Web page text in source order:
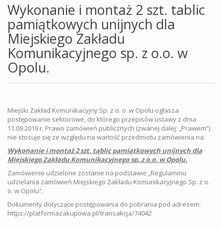
Wykonanie i montaż 2 szt. tablic
pamiątkowych unijnych dla
Miejskiego Zakładu
Komunikacyjnego sp. z o.o. w
Opolu.
Miejski Zakład Komunikacyjny Sp. z o. o. w Opolu ogłasza
postępowanie sektorowe, do którego przepisów ustawy z dnia
11.09.2019 r. Prawo zamówień publicznych (zwanej dalej: „Prawem”)
nie stosuje się ze względu na wartość przedmiotu zamówienia na:
Wykonanie i montaż 2 szt. tablic pamiątkowych unijnych dla
Miejskiego Zakładu Komunikacyjnegosp. z o.o. w Opolu.
Zamówienie udzielone zostanie na podstawie „Regulaminu
udzielania zamówień Miejskiego Zakładu Komunikacyjnego Sp. z o.
o. w Opolu”.
Dokumenty dotyczące postępowania do pobrania pod adresem:
https://platformazakupowa.pl/transakcja/74042